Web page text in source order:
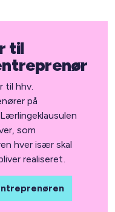
til
til hhv.
på
som
hver især skal
realiseret.